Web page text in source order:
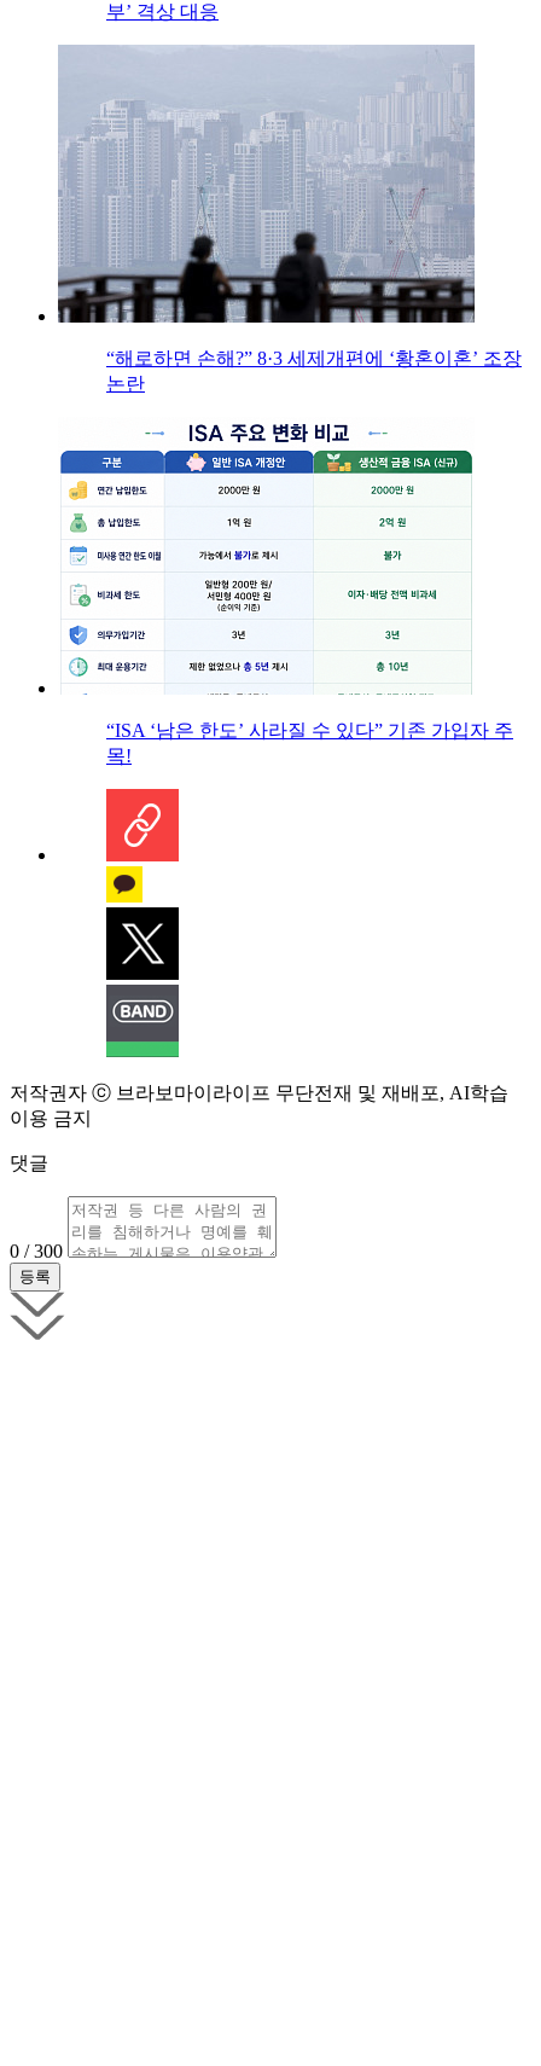
부’ 격상 대응
“해로하면 손해?” 8·3 세제개편에 ‘황혼이혼’ 조장
논란
“ISA ‘남은 한도’ 사라질 수 있다” 기존 가입자 주
목!
저작권자 ⓒ 브라보마이라이프 무단전재 및 재배포, AI학습
이용 금지
댓글
0 / 300